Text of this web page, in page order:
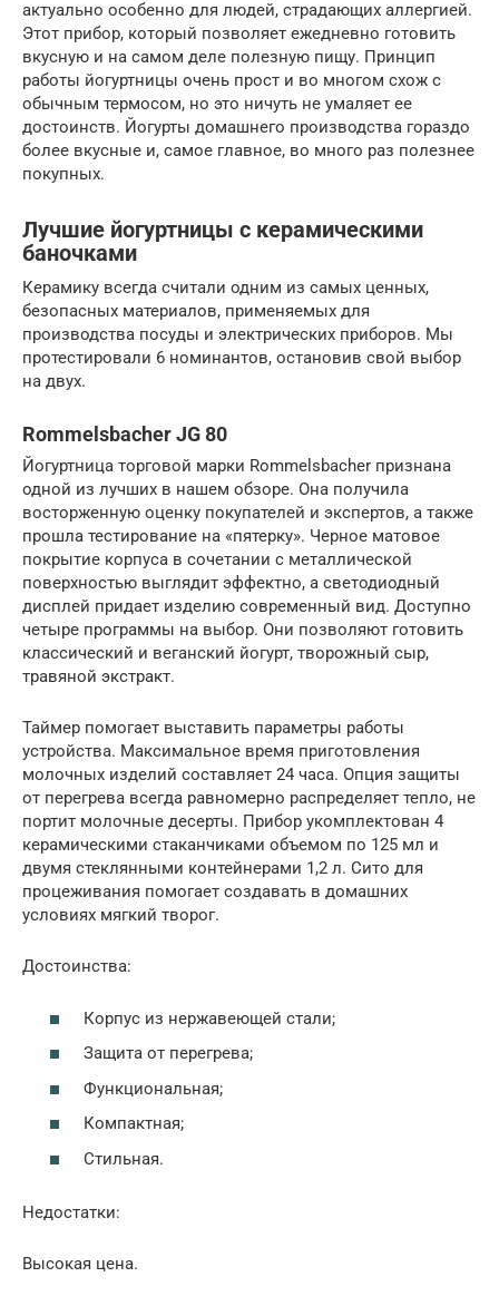
актуально особенно для людей, страдающих аллергией.
Этот прибор, который позволяет ежедневно готовить
вкусную и на самом деле полезную пищу. Принцип
работы йогуртницы очень прост и во многом схож с
обычным термосом, но это ничуть не умаляет ее
достоинств. Йогурты домашнего производства гораздо
более вкусные и, самое главное, во много раз полезнее
покупных.
Лучшие йогуртницы с керамическими
баночками
Керамику всегда считали одним из самых ценных,
безопасных материалов, применяемых для
производства посуды и электрических приборов. Мы
протестировали 6 номинантов, остановив свой выбор
на двух.
Rommelsbacher JG 80
Йогуртница торговой марки Rommelsbacher признана
одной из лучших в нашем обзоре. Она получила
восторженную оценку покупателей и экспертов, а также
прошла тестирование на «пятерку». Черное матовое
покрытие корпуса в сочетании с металлической
поверхностью выглядит эффектно, а светодиодный
дисплей придает изделию современный вид. Доступно
четыре программы на выбор. Они позволяют готовить
классический и веганский йогурт, творожный сыр,
травяной экстракт.
Таймер помогает выставить параметры работы
устройства. Максимальное время приготовления
молочных изделий составляет 24 часа. Опция защиты
от перегрева всегда равномерно распределяет тепло, не
портит молочные десерты. Прибор укомплектован 4
керамическими стаканчиками объемом по 125 мл и
двумя стеклянными контейнерами 1,2 л. Сито для
процеживания помогает создавать в домашних
условиях мягкий творог.
Достоинства:
Корпус из нержавеющей стали;
Защита от перегрева;
Функциональная;
Компактная;
Стильная.
Недостатки:
Высокая цена.